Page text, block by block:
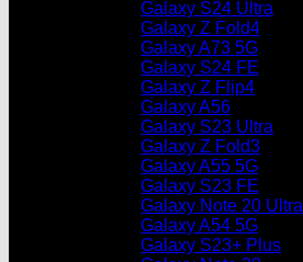
Galaxy S24 Ultra
Galaxy Z Fold4
Galaxy A73 5G
Galaxy S24 FE
Galaxy Z Flip4
Galaxy A56
Galaxy S23 Ultra
Galaxy Z Fold3
Galaxy A55 5G
Galaxy S23 FE
Galaxy Note 20 Ultra
Galaxy A54 5G
Galaxy S23+ Plus